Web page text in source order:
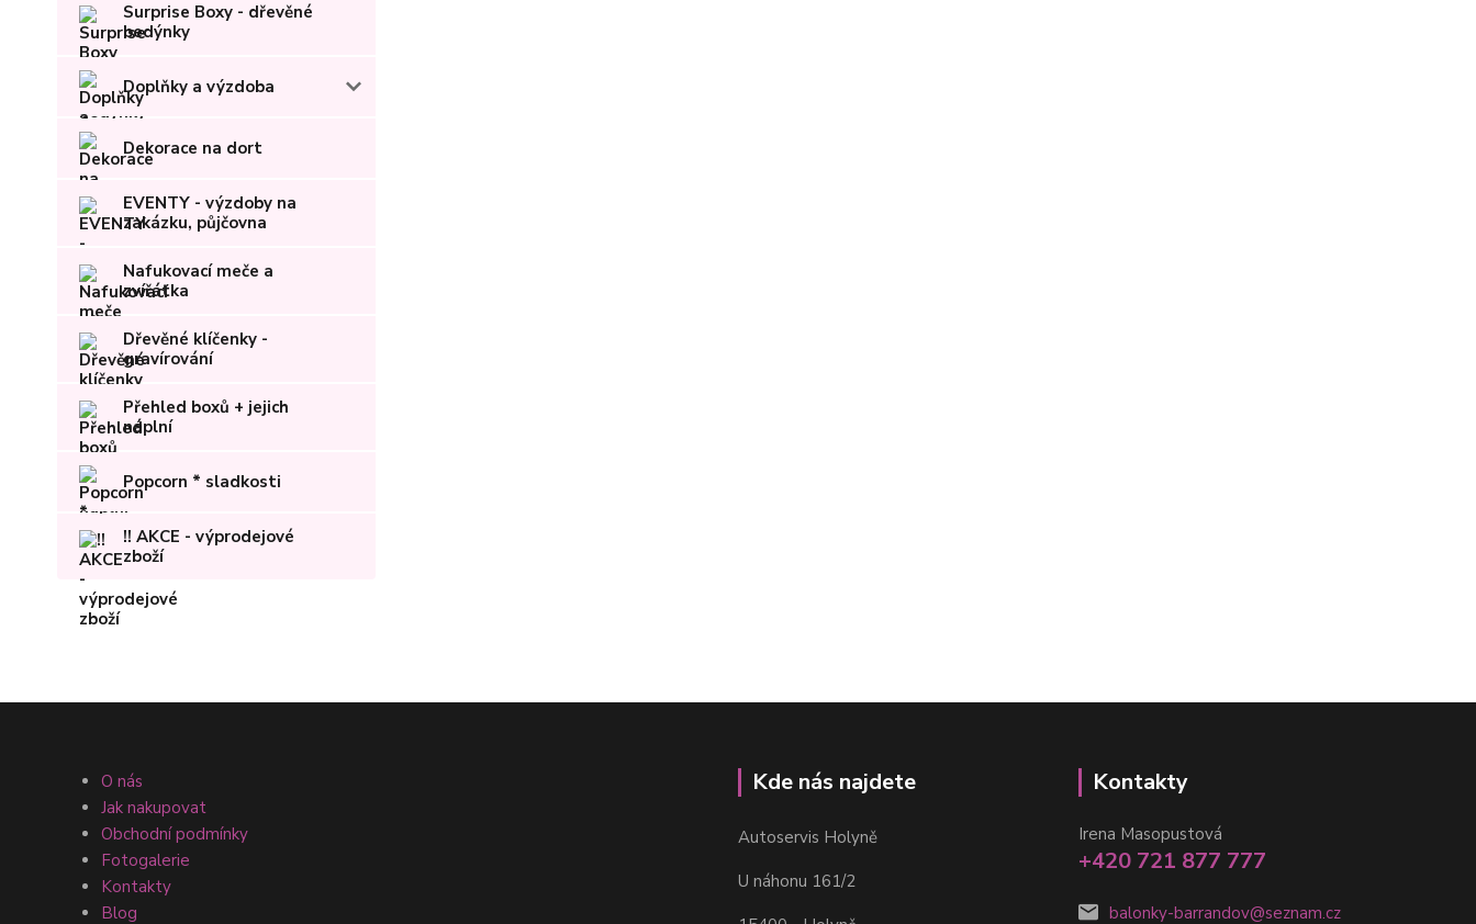
Surprise Boxy - dřevěné
bedýnky
Doplňky a výzdoba
Dekorace na dort
EVENTY - výzdoby na
zakázku, půjčovna
Nafukovací meče a
zvířátka
Dřevěné klíčenky -
gravírování
Přehled boxů + jejich
náplní
Popcorn * sladkosti
!! AKCE - výprodejové
zboží
O nás
Jak nakupovat
Obchodní podmínky
Fotogalerie
Kontakty
Blog
Kde nás najdete
Autoservis Holyně
U náhonu 161/2
Kontakty
Irena Masopustová
+420 721 877 777
balonky-barrandov@seznam.cz